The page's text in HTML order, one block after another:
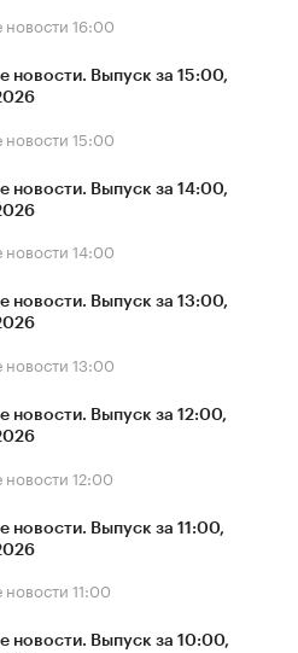
новости16:00
новости. Выпуск за 15:00,
новости15:00
новости. Выпуск за 14:00,
новости14:00
новости. Выпуск за 13:00,
новости13:00
новости. Выпуск за 12:00,
новости12:00
новости. Выпуск за 11:00,
новости11:00
новости. Выпуск за 10:00,